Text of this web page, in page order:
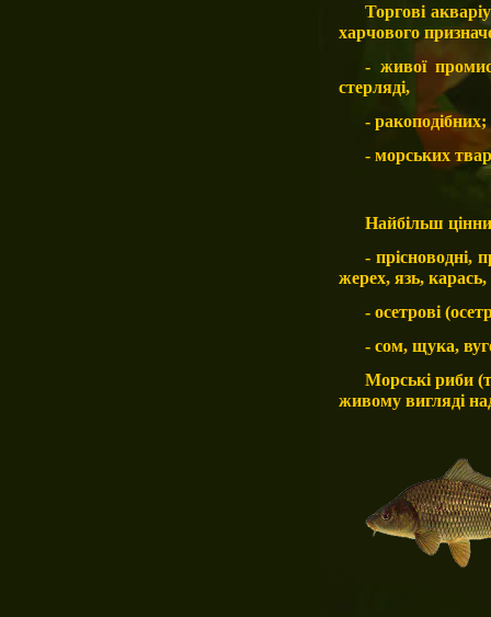
Торгові
харчового
- живої
стерляді,
- ракоподібних;
- морських
Найбільш
- прісноводні,
жерех, язь,
- осетрові
- сом, щука,
Морські риби
живому вигляді